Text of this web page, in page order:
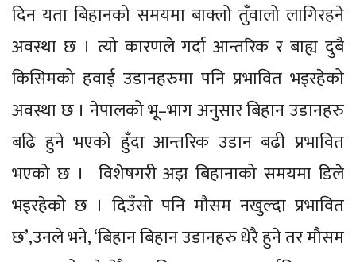
दिन यता बिहानको समयमा बाक्लो तुँवालो लागिरहने
अवस्था छ । त्यो कारणले गर्दा आन्तरिक र बाह्य दुबै
किसिमको हवाई उडानहरुमा पनि प्रभावित भइरहेको
अवस्था छ । नेपालको भू–भाग अनुसार बिहान उडानहरु
बढि हुने भएको हुँदा आन्तरिक उडान बढी प्रभावित
भएको छ । विशेषगरी अझ बिहानाको समयमा डिले
भइरहेको छ । दिउँसो पनि मौसम नखुल्दा प्रभावित
छ’,उनले भने, ‘बिहान बिहान उडानहरु धेरै हुने तर मौसम